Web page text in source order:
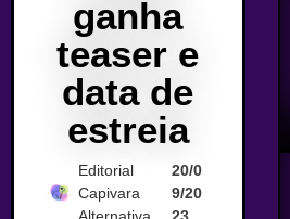
ganha
teaser e
data de
estreia
Editorial
Capivara
20/0
9/20